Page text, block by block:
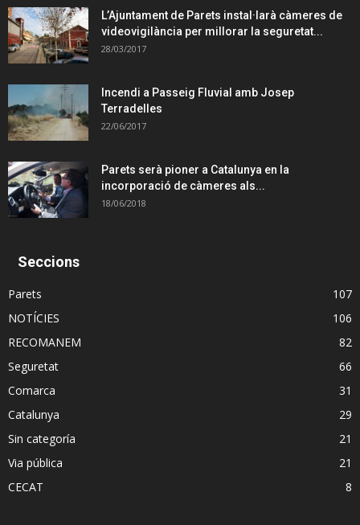
L’Ajuntament de Parets instal·larà càmeres de
videovigilància per millorar la seguretat...
28/03/2017
Incendi a Passeig Fluvial amb Josep
Terradelles
22/06/2017
Parets serà pioner a Catalunya en la
incorporació de càmeres als...
18/06/2018
Seccions
Parets
107
NOTÍCIES
106
RECOMANEM
82
Seguretat
66
Comarca
31
Catalunya
29
Sin categoría
21
Via pública
21
CECAT
8